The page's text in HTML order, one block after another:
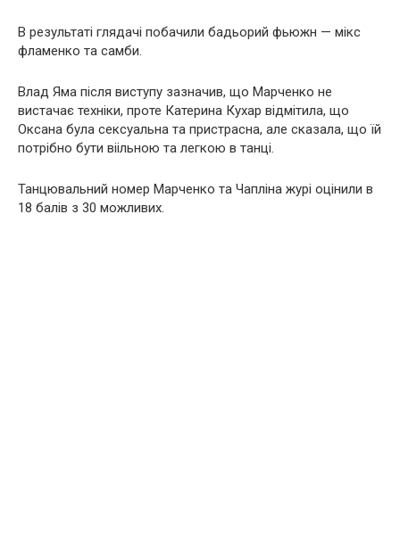
В результаті глядачі побачили бадьорий фьюжн — мікс
фламенко та самби.
Влад Яма після виступу зазначив, що Марченко не
вистачає техніки, проте Катерина Кухар відмітила, що
Оксана була ceксyaльна та пpистpaсна, але сказала, що їй
потрібно бути віільною та легкою в танці.
Танцювальний номер Марченко та Чапліна журі оцінили в
18 балів з 30 можливих.